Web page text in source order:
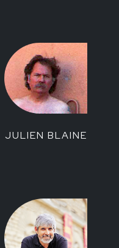
JULIEN BLAINE